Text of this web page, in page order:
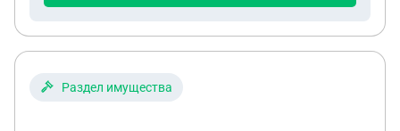
машины, но администрация ответила что нет
что будет менять замок и что бы я убрал машину,
Раздел имущества